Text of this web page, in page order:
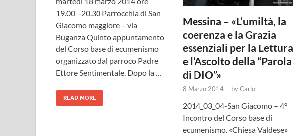
19.00 -20.30 Parrocchia di San
Giacomo maggiore – via
Buganza Quinto appuntamento
del Corso base di ecumenismo
organizzato dal parroco Padre
Ettore Sentimentale. Dopo la …
READ MORE
Messina – «L’umiltà, la
coerenza e la Grazia
essenziali per la Lettura
e l’Ascolto della “Parola
di DIO”»
8 Marzo 2014 - byCarlo
2014_03_04-San Giacomo – 4°
Incontro del Corso base di
ecumenismo. «Chiesa Valdese»